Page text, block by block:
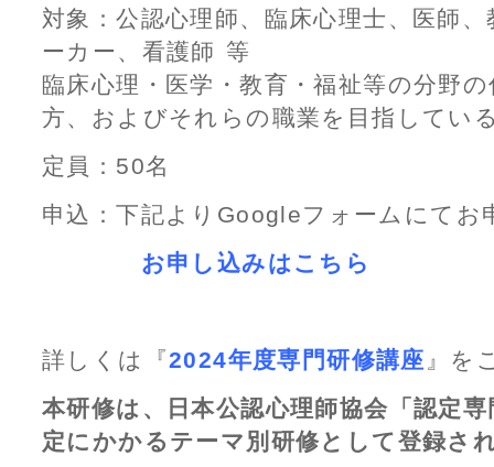
対象：公認心理師、臨床心理士、医師
ーカー、看護師 等
臨床心理・医学・教育・福祉等の分野
方、およびそれらの職業を目指してい
定員：50名
申込：下記よりGoogleフォームにてお
お申し込みはこちら
詳しくは『2024年度専門研修講座』を
本研修は、日本公認心理師協会「認定
定にかかるテーマ別研修として登録さ